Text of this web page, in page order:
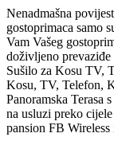
Nenadmašna
gostoprimaca samo
Vam Vašeg
doživljeno
Sušilo za Kosu TV,
Kosu, TV, Telefon,
Panoramska Terasa
na usluzi preko
pansion FB